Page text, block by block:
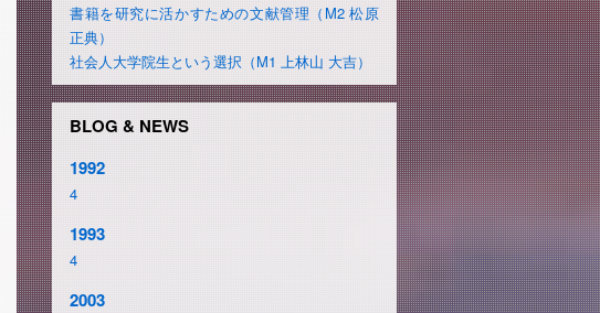
書籍を研究に活かすための文献管理（M2 松原
正典）
社会人大学院生という選択（M1 上林山 大吉）
BLOG & NEWS
1992
4
1993
4
2003